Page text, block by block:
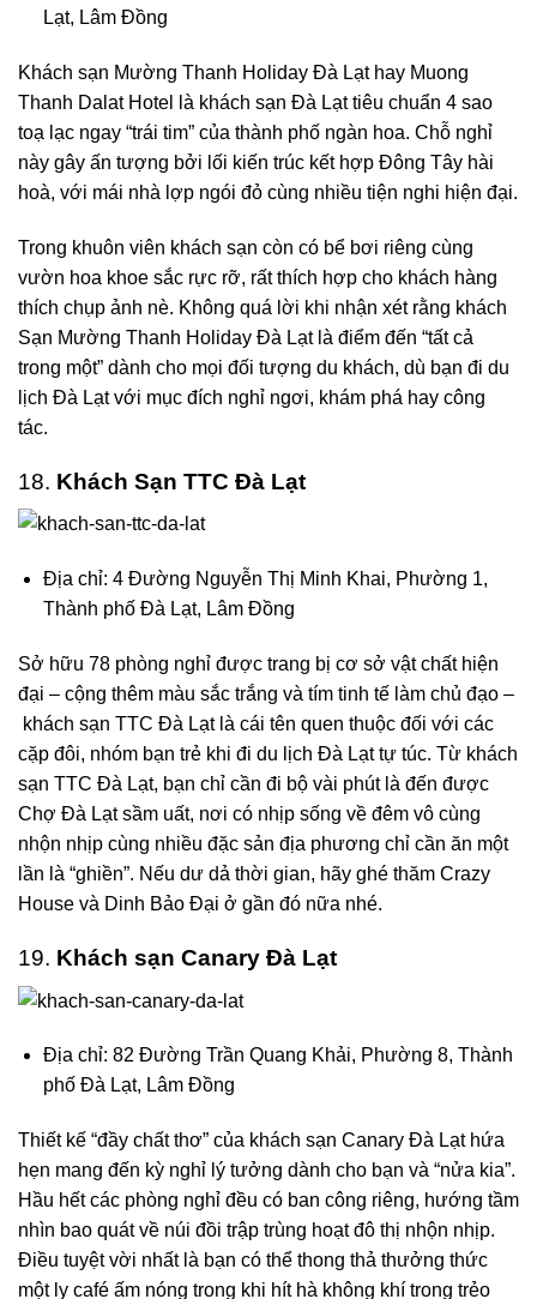
Lạt, Lâm Đồng
Khách sạn Mường Thanh Holiday Đà Lạthay Muong
Thanh Dalat Hotel là khách sạn Đà Lạt tiêu chuẩn 4 sao
toạ lạc ngay “trái tim” của thành phố ngàn hoa. Chỗ nghỉ
này gây ấn tượng bởi lối kiến trúc kết hợp Đông Tây hài
hoà, với mái nhà lợp ngói đỏ cùng nhiều tiện nghi hiện đại.
Trong khuôn viên khách sạn còn có bể bơi riêng cùng
vườn hoa khoe sắc rực rỡ, rất thích hợp cho khách hàng
thích chụp ảnh nè. Không quá lời khi nhận xét rằng khách
Sạn Mường Thanh Holiday Đà Lạt là điểm đến “tất cả
trong một” dành cho mọi đối tượng du khách, dù bạn đi du
lịch Đà Lạt với mục đích nghỉ ngơi, khám phá hay công
tác.
18. Khách Sạn TTC Đà Lạt
Địa chỉ: 4 Đường Nguyễn Thị Minh Khai, Phường 1,
Thành phố Đà Lạt, Lâm Đồng
Sở hữu 78 phòng nghỉ được trang bị cơ sở vật chất hiện
đại – cộng thêm màu sắc trắng và tím tinh tế làm chủ đạo –
khách sạn TTC Đà Lạtlà cái tên quen thuộc đối với các
cặp đôi, nhóm bạn trẻ khi đi du lịch Đà Lạt tự túc. Từ khách
sạn TTC Đà Lạt, bạn chỉ cần đi bộ vài phút là đến được
Chợ Đà Lạt sầm uất, nơi có nhịp sống về đêm vô cùng
nhộn nhịp cùng nhiều đặc sản địa phương chỉ cần ăn một
lần là “ghiền”. Nếu dư dả thời gian, hãy ghé thăm Crazy
House và Dinh Bảo Đại ở gần đó nữa nhé.
19. Khách sạn Canary Đà Lạt
Địa chỉ: 82 Đường Trần Quang Khải, Phường 8, Thành
phố Đà Lạt, Lâm Đồng
Thiết kế “đầy chất thơ” của khách sạn Canary Đà Lạthứa
hẹn mang đến kỳ nghỉ lý tưởng dành cho bạn và “nửa kia”.
Hầu hết các phòng nghỉ đều có ban công riêng, hướng tầm
nhìn bao quát về núi đồi trập trùng hoạt đô thị nhộn nhịp.
Điều tuyệt vời nhất là bạn có thể thong thả thưởng thức
một ly café ấm nóng trong khi hít hà không khí trong trẻo